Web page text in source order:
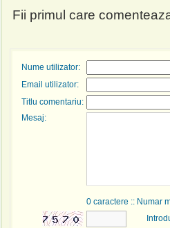
Fii primul care
Nume utilizator:
Email utilizator:
Titlu comentariu:
Mesaj:
0 caractere :: Numar